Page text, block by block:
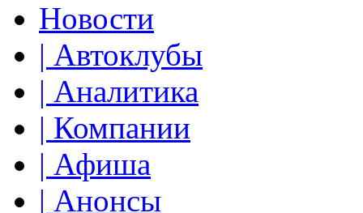
Новости
| Автоклубы
| Аналитика
| Компании
| Афиша
| Анонсы